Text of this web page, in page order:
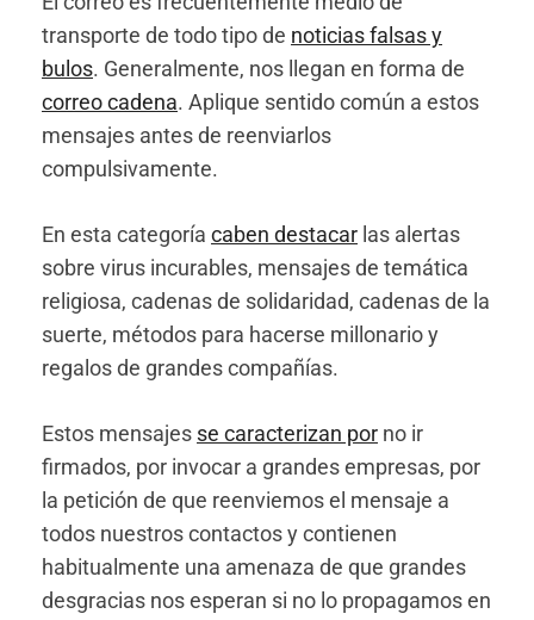
transporte de todo tipo de noticias falsas y
bulos. Generalmente, nos llegan en forma de
correo cadena. Aplique sentido común a estos
mensajes antes de reenviarlos
compulsivamente.
En esta categoría caben destacar las alertas
sobre virus incurables, mensajes de temática
religiosa, cadenas de solidaridad, cadenas de la
suerte, métodos para hacerse millonario y
regalos de grandes compañías.
Estos mensajes se caracterizan por no ir
firmados, por invocar a grandes empresas, por
la petición de que reenviemos el mensaje a
todos nuestros contactos y contienen
habitualmente una amenaza de que grandes
desgracias nos esperan si no lo propagamos en